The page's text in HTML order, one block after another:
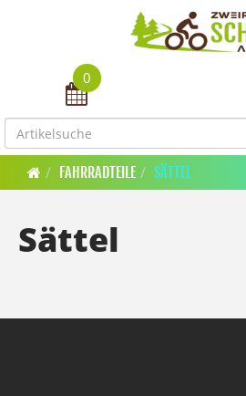
Toggle navigation
0
FAHRRADTEILE SÄTTEL
Sättel